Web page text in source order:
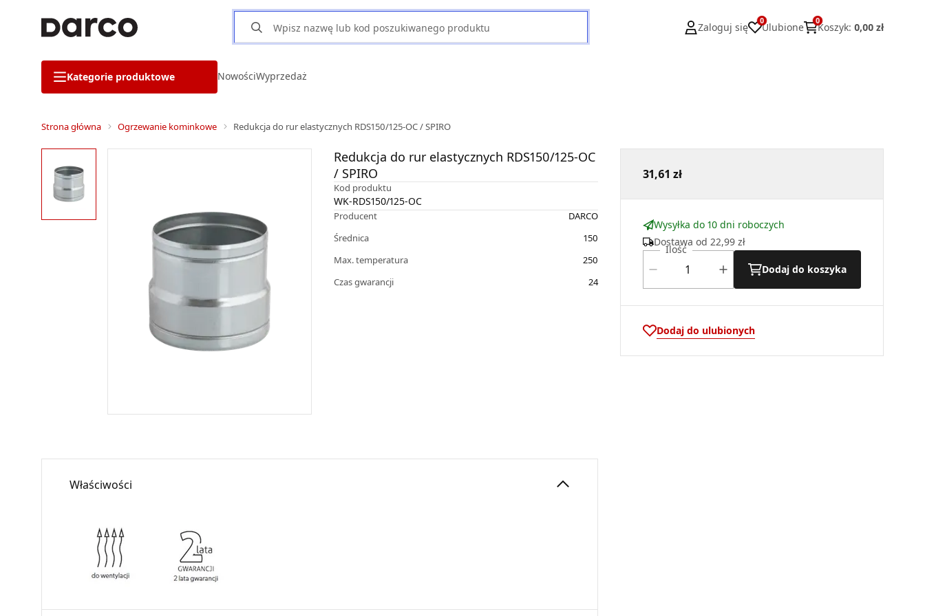
Zaloguj się
0
Ulubione
0
Koszyk: 0,00 zł
Kategorie produktowe NowościWyprzedaż
Strona główna Ogrzewanie kominkowe Redukcja do rur elastycznych RDS150/125-OC / SPIRO
Redukcja do rur elastycznych RDS150/125-OC
/ SPIRO
Kod produktu
WK-RDS150/125-OC
Producent
DARCO
Średnica
150
Max. temperatura
250
Czas gwarancji
24
31,61 zł
Wysyłka do 10 dni roboczych
Dostawa od 22,99 zł
Ilość
Dodaj do koszyka
Dodaj do ulubionych
Właściwości